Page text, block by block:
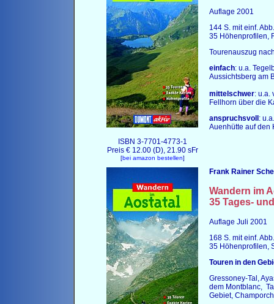
ISBN 3-7701-4773-1
Preis € 12.00 (D), 21.90 sFr
[bei amazon bestellen]
Auflage 2001
144 S. mit einf.
35 Höhenprofilen,
Tourenauszug
einfach: u.a.
Aussichtsberg am
mittelschwer: u.a.
Fellhorn über die
anspruchsvoll :
Auenhütte auf den
Frank Rainer
Wandern im
35 Tages-
Auflage Juli 2001
168 S. mit einf.
35 Höhenprofilen,
Touren in den
Gressoney-Tal,
dem Montblanc,
Gebiet,